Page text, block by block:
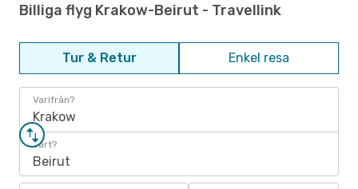
Billiga flyg Krakow-Beirut - Travellink
Tur & Retur Enkel resa
Varifrån?
Krakow
Vart?
Beirut